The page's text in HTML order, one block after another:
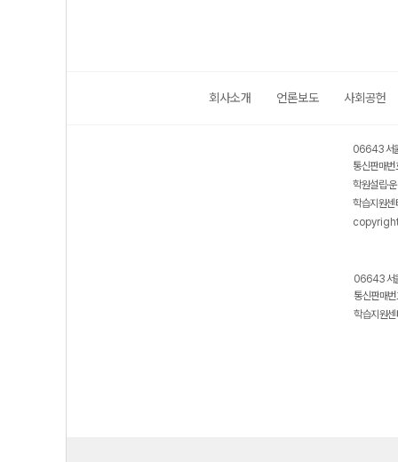
회사소개 언론보도 사회공헌
06643 서
통신판매
학원설립·
학습지원
06643 서
통신판매
학습지원